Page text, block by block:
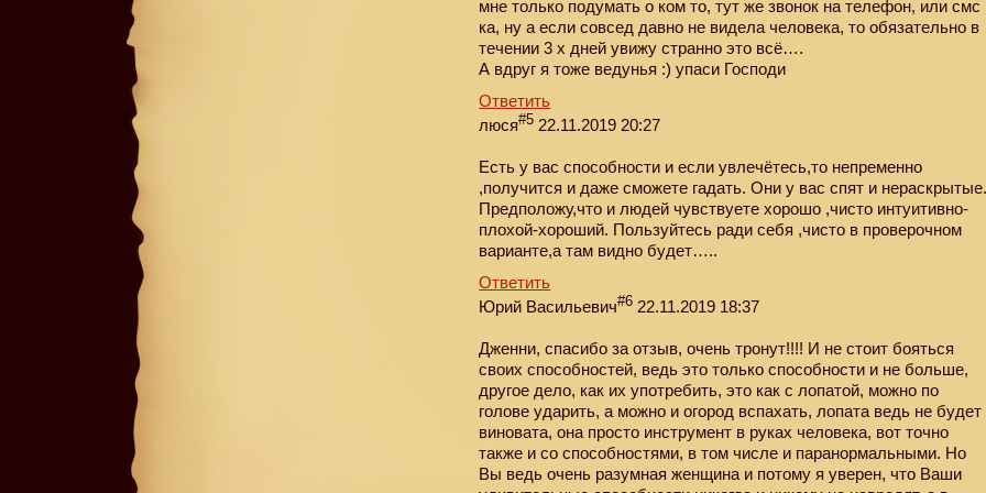
мне только подумать о ком то, тут же звонок на телефон, или смс
ка, ну а если совсед давно не видела человека, то обязательно в
течении 3 х дней увижу странно это всё….
А вдруг я тоже ведунья :) упаси Господи
Ответить
люся#5 22.11.2019 20:27
Есть у вас способности и если увлечётесь,то непременно
,получится и даже сможете гадать. Они у вас спят и
Предположу,что и людей чувствуете хорошо ,чисто интуитивно-
плохой-хороший. Пользуйтесь ради себя ,чисто в проверочном
варианте,а там видно будет…..
Ответить
Юрий Васильевич#6 22.11.2019 18:37
Дженни, спасибо за отзыв, очень тронут!!!! И не стоит бояться
своих способностей, ведь это только способности и не больше,
другое дело, как их употребить, это как с лопатой, можно по
голове ударить, а можно и огород вспахать, лопата ведь не будет
виновата, она просто инструмент в руках человека, вот точно
также и со способностями, в том числе и паранормальными. Но
Вы ведь очень разумная женщина и потому я уверен, что Ваши